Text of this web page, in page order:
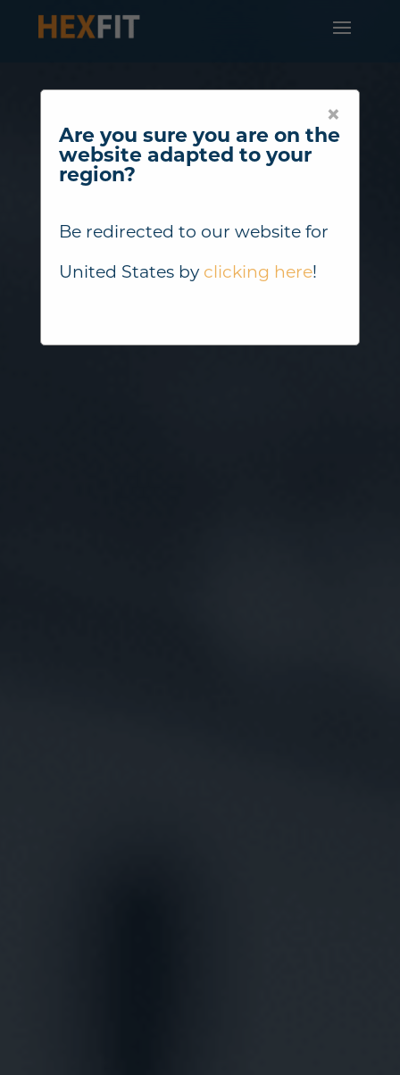
×
Are you sure you are on the
website adapted to your
region?
Be redirected to our website for
United Statesby clicking here!